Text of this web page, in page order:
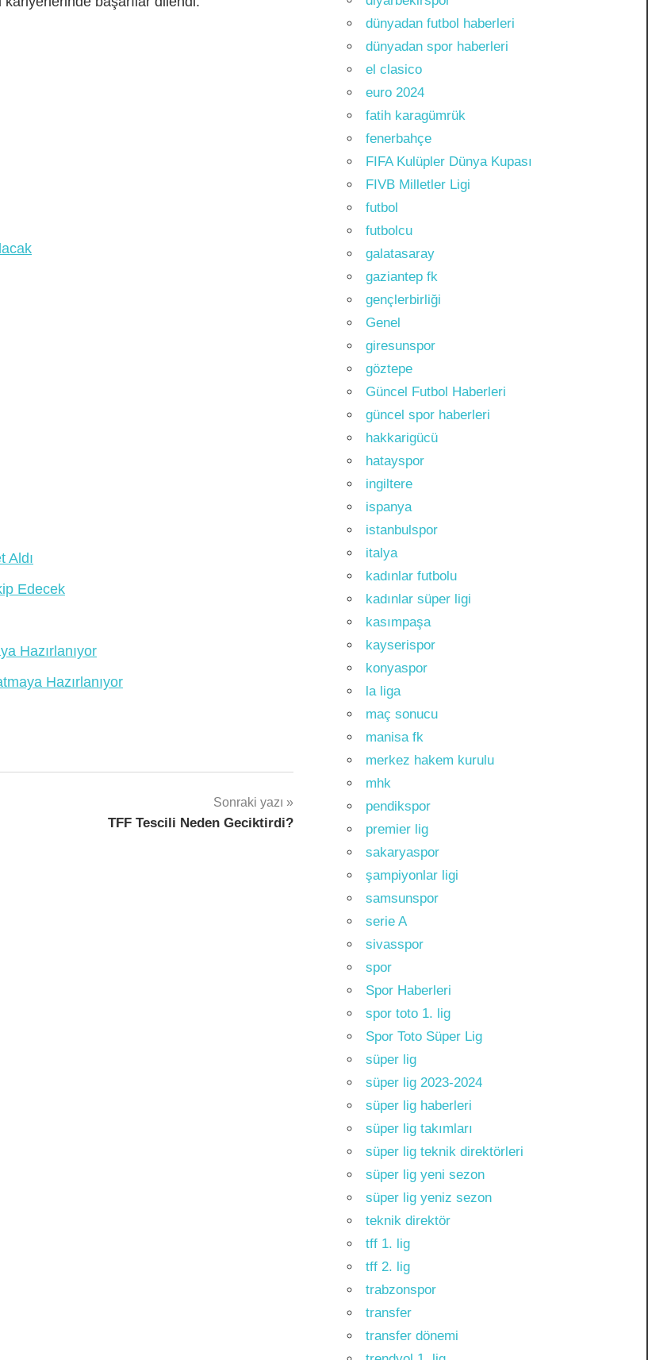
Aldı
Edecek
Hazırlanıyor
Hazırlanıyor
Sonraki yazı
TFF Tescili Neden Geciktirdi?
dünyadan futbol haberleri
dünyadan spor haberleri
el clasico
euro 2024
fatih karagümrük
fenerbahçe
FIFA Kulüpler Dünya Kupası
FIVB Milletler Ligi
futbol
futbolcu
galatasaray
gaziantep fk
gençlerbirliği
Genel
giresunspor
göztepe
Güncel Futbol Haberleri
güncel spor haberleri
hakkarigücü
hatayspor
ingiltere
ispanya
istanbulspor
italya
kadınlar futbolu
kadınlar süper ligi
kasımpaşa
kayserispor
konyaspor
la liga
maç sonucu
manisa fk
merkez hakem kurulu
mhk
pendikspor
premier lig
sakaryaspor
şampiyonlar ligi
samsunspor
serie A
sivasspor
spor
Spor Haberleri
spor toto 1. lig
Spor Toto Süper Lig
süper lig
süper lig 2023-2024
süper lig haberleri
süper lig takımları
süper lig teknik direktörleri
süper lig yeni sezon
süper lig yeniz sezon
teknik direktör
tff 1. lig
tff 2. lig
trabzonspor
transfer
transfer dönemi